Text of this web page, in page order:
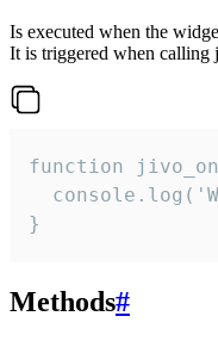
Is executed when the
It is triggered when calling
function
}
Methods#